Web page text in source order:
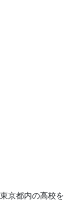
京都内の高校を